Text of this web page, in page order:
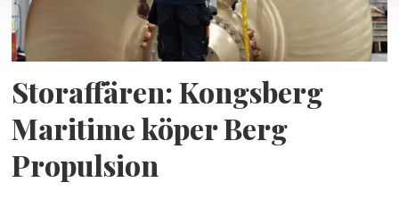
Storaffären: Kongsberg
Maritime köper Berg
Propulsion